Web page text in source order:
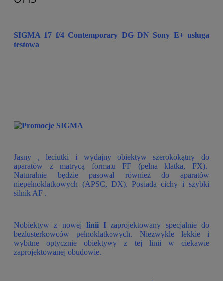
SIGMA 17 f/4 Contemporary DG DN Sony E+ usługa
testowa
Jasny , leciutki i wydajny obiektyw szerokokątny do
aparatów z matrycą formatu FF (pełna klatka, FX).
Naturalnie będzie pasował również do aparatów
niepełnoklatkowych (APSC, DX). Posiada cichy i szybki
silnik AF .
Nobiektyw z nowej linii I zaprojektowany specjalnie do
bezlusterkowców pełnoklatkowych. Niezwykle lekkie i
wybitne optycznie obiektywy z tej linii w ciekawie
zaprojektowanej obudowie.